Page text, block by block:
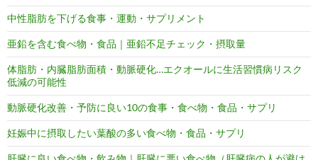
中性脂肪を下げる食事・運動・サプリメント
亜鉛を含む食べ物・食品｜亜鉛不足チェック・摂取量
体脂肪・内臓脂肪面積・動脈硬化…エクオールに生活習慣病リスク
低減の可能性
動脈硬化改善・予防に良い10の食事・食べ物・食品・サプリ
妊娠中に摂取したい葉酸の多い食べ物・食品・サプリ